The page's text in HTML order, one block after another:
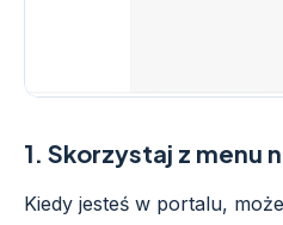
1. Skorzystaj z menu
Kiedy jesteś w portalu,